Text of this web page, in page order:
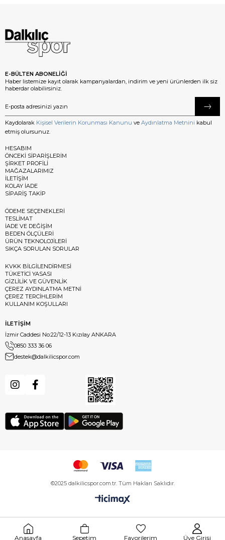
E-BÜLTEN ABONELİĞİ
Haber listemize kayıt olarak kampanyalardan, indirim ve yeni ürünlerden ilk siz
haberdar olabilirsiniz.
Kaydolarak Kişisel Verilerin Korunması Kanunu ve Aydınlatma Metnini kabul
etmiş olursunuz.
HESABIM
ÖNCEKİ SİPARİŞLERİM
ŞİRKET PROFİLİ
MAĞAZALARIMIZ
İLETİŞİM
KOLAY İADE
SİPARİŞ TAKİP
ÖDEME SEÇENEKLERİ
TESLİMAT
İADE VE DEĞİŞİM
BEDEN ÖLÇÜLERİ
ÜRÜN TEKNOLOJİLERİ
SIKÇA SORULAN SORULAR
KVKK BİLGİLENDİRMESİ
TÜKETİCİ YASASI
GİZLİLİK VE GÜVENLİK
ÇEREZ AYDINLATMA METNİ
ÇEREZ TERCİHLERİM
KULLANIM KOŞULLARI
İLETİŞİM
İzmir Caddesi No:22/12-13 Kızılay ANKARA
0850 333 36 06
destek@dalkilicspor.com
©2025 dalkilicspor.com.tr. Tüm Hakları Saklıdır.
Anasayfa Sepetim Favorilerim Üye Girişi